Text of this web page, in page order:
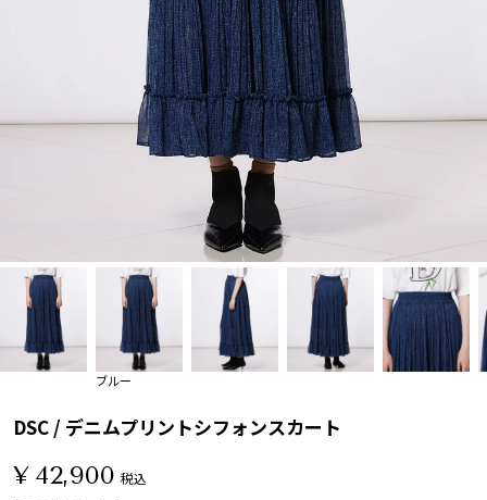
ブルー
DSC / デニムプリントシフォンスカート
¥ 42,900 税込